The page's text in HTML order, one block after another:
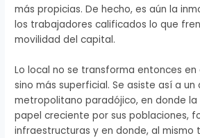
más propicias. De hecho, es aún la
los trabajadores calificados lo que
movilidad del capital.
Lo local no se transforma entonces
sino más superficial. Se asiste así a un
metropolitano paradójico, en donde la
papel creciente por sus poblaciones,
infraestructuras y en donde, al mismo